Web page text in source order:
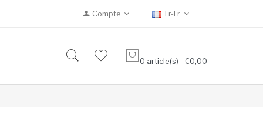
Compte Fr-Fr
0 article(s) - €0,00